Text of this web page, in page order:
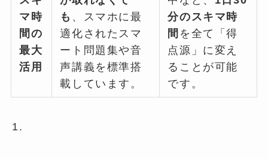
マ時
間の
最大
活用
も 、スマホに最
適化されたスマ
ート問題集や音
声講義を標準搭
載しています。
分のスキマ時
間 を全て「得
点源」に変え
ることが可能
です。